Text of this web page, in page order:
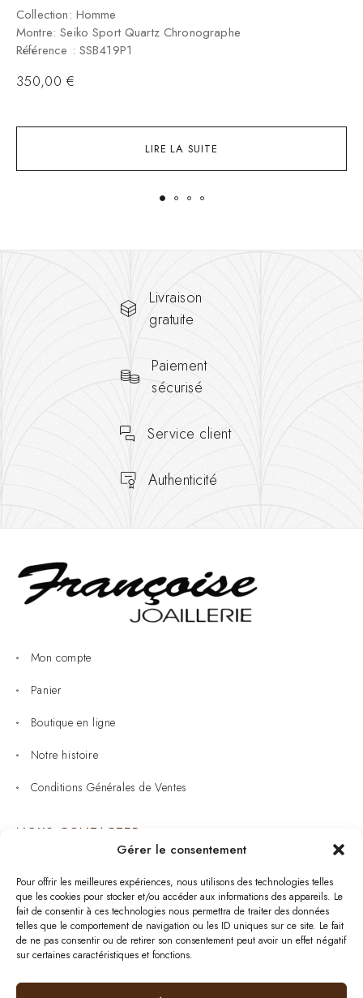
Gérer le consentement
Pour offrir les meilleures expériences, nous utilisons des technologies telles
que les cookies pour stocker et/ou accéder aux informations des appareils. Le
fait de consentir à ces technologies nous permettra de traiter des données
telles que le comportement de navigation ou les ID uniques sur ce site. Le fait
de ne pas consentir ou de retirer son consentement peut avoir un effet négatif
sur certaines caractéristiques et fonctions.
LIRE LA SUITE
Collection: Homme
Montre: Seiko Sport Quartz Chronographe
Référence : SSB419P1
350,00 €
Livraison
gratuite
Paiement
sécurisé
Service client
Authenticité
Mon compte
Panier
Boutique en ligne
Notre histoire
Conditions Générales de Ventes
NOUS CONTACTER
Bijouterie : 05 53 53 64 11
Mardi au Samedi: 09:00 - 19:00
bijouterie.lavergne@orange.fr